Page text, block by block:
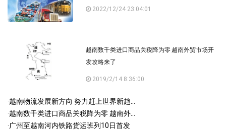
2022/12/24 23:04:01
越南数千类进口商品关税降为零 越南外贸市场开
发攻略来了
2019/2/14 8:36:00
·越南物流发展新方向 努力赶上世界新趋...
·越南数千类进口商品关税降为零 越南外...
·广州至越南河内铁路货运班列10日首发